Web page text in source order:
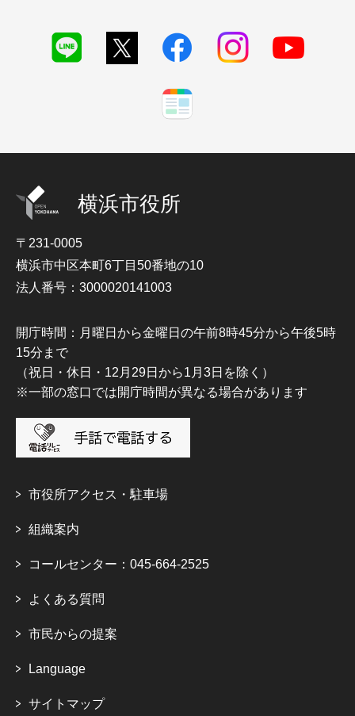
横浜市役所
〒231-0005
横浜市中区本町6丁目50番地の10
法人番号：3000020141003
開庁時間：月曜日から金曜日の午前8時45分から午後5時
15分まで
（祝日・休日・12月29日から1月3日を除く）
※一部の窓口では開庁時間が異なる場合があります
市役所アクセス・駐車場
組織案内
コールセンター：045-664-2525
よくある質問
市民からの提案
Language
サイトマップ